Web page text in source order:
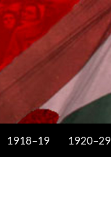
1918–19 1920–29